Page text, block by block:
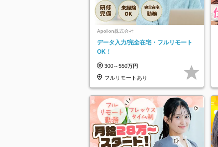
Apollon株式会社
データ入力/完全在宅・フルリモート
OK！
300～550万円
フルリモートあり